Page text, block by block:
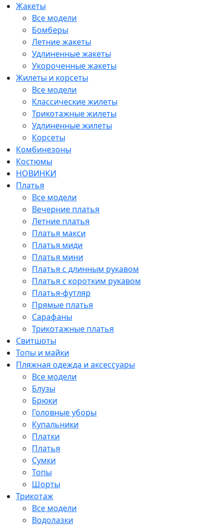
Жакеты
Все модели
Бомберы
Летние жакеты
Удлиненные жакеты
Укороченные жакеты
Жилеты и корсеты
Все модели
Классические жилеты
Трикотажные жилеты
Удлиненные жилеты
Корсеты
Комбинезоны
Костюмы
НОВИНКИ
Платья
Все модели
Вечерние платья
Летние платья
Платья макси
Платья миди
Платья мини
Платья с длинным рукавом
Платья с коротким рукавом
Платья-футляр
Прямые платья
Сарафаны
Трикотажные платья
Свитшоты
Топы и майки
Пляжная одежда и аксессуары
Все модели
Блузы
Брюки
Головные уборы
Купальники
Платки
Платья
Сумки
Топы
Шорты
Трикотаж
Все модели
Водолазки